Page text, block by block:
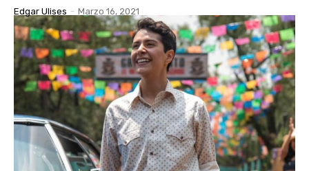
Edgar Ulises - Marzo 16, 2021